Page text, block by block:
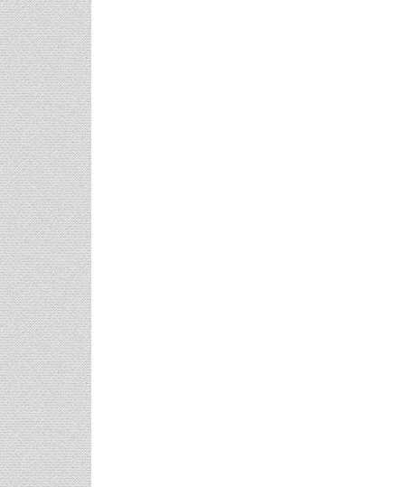
Γάμος Πάνος Μουζουράκη &
Μαριλού Κόζαρη - Έρχεται
Υπερπαραγωγή Στην Αίγινα